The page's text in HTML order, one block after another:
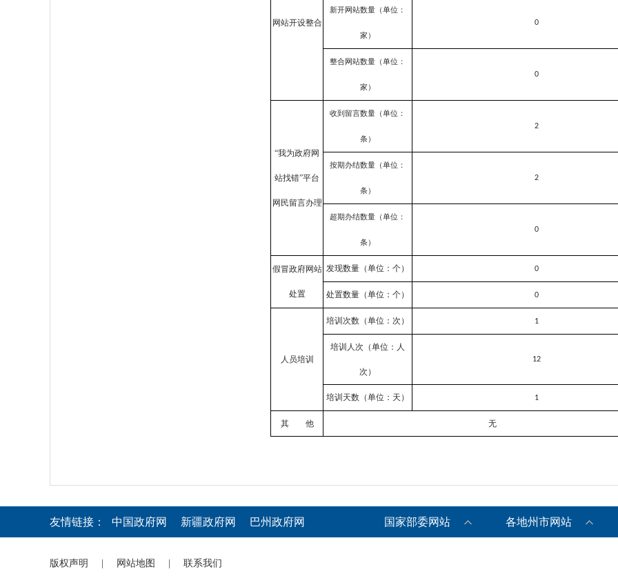
网站开设整合
新开网站数量（单位：
家）
0
整合网站数量（单位：
家）
0
“我为政府网
站找错”平台
网民留言办理
收到留言数量（单位：
条）
2
按期办结数量（单位：
条）
2
超期办结数量（单位：
条）
0
假冒政府网站
处置
发现数量（单位：个） 0
处置数量（单位：个） 0
人员培训
培训次数（单位：次） 1
培训人次（单位：人
次）
12
培训天数（单位：天） 1
其 他 无
友情链接： 中国政府网 新疆政府网 巴州政府网 国家部委网站 各地州市网站
版权声明 网站地图 联系我们